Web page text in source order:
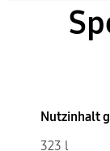
Nutzinhalt
323 l